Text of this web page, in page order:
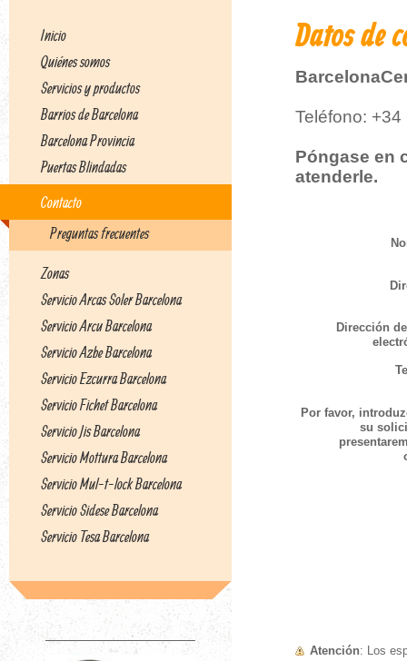
Inicio
Quiénes somos
Servicios y productos
Barrios de Barcelona
Barcelona Provincia
Puertas Blindadas
Contacto
Preguntas frecuentes
Zonas
Servicio Arcas Soler Barcelona
Servicio Arcu Barcelona
Servicio Azbe Barcelona
Servicio Ezcurra Barcelona
Servicio Fichet Barcelona
Servicio Jis Barcelona
Servicio Mottura Barcelona
Servicio Mul-t-lock Barcelona
Servicio Sidese Barcelona
Servicio Tesa Barcelona
Datos de
Teléfono:
Póngase en
atenderle.
Dirección
Por favor,
su
Atención : Los